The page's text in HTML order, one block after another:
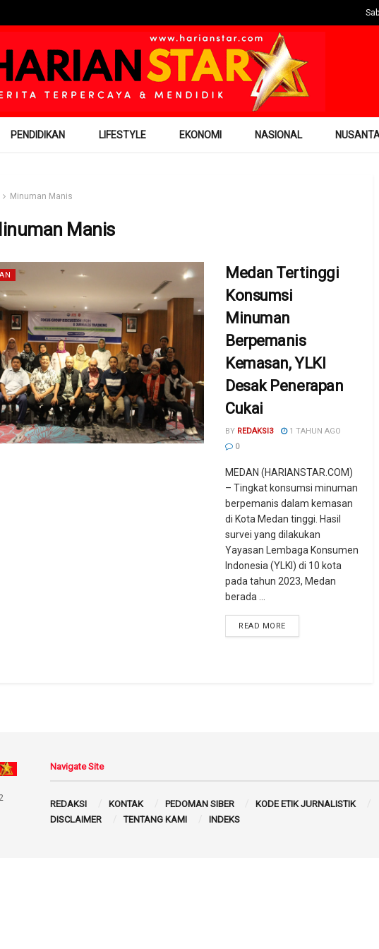
PENDIDIKAN LIFESTYLE EKONOMI NASIONAL
Minuman Manis
Manis
Medan Tertinggi
Konsumsi
Minuman
Berpemanis
Kemasan, YLKI
Desak Penerapan
Cukai
BY REDAKSI3
1 TAHUN AGO
0
MEDAN (HARIANSTAR.COM)
– Tingkat konsumsi minuman
berpemanis dalam kemasan
di Kota Medan tinggi. Hasil
survei yang dilakukan
Yayasan Lembaga Konsumen
Indonesia (YLKI) di 10 kota
pada tahun 2023, Medan
berada ...
READ MORE
Navigate Site
REDAKSI KONTAK PEDOMAN SIBER
KODE ETIK JURNALISTIK
DISCLAIMER
TENTANG KAMI INDEKS